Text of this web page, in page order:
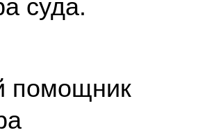
суда.
помощник